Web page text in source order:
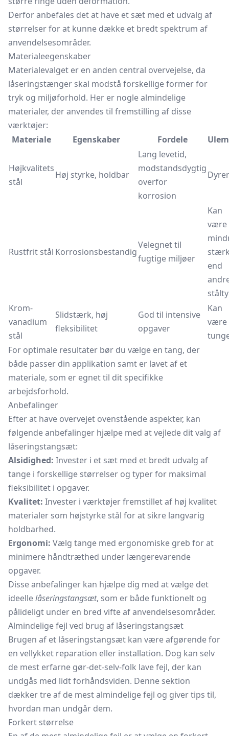
Derfor anbefales det at have et sæt med et udvalg af
størrelser for at kunne dække et bredt spektrum af
anvendelsesområder.
Materialeegenskaber
Materialevalget er en anden central overvejelse, da
låseringstænger skal modstå forskellige former for
tryk og miljøforhold. Her er nogle almindelige
materialer, der anvendes til fremstilling af disse
værktøjer:
Materiale
Egenskaber Fordele
Højkvalitets
stål
Høj styrke, holdbar
Lang levetid,
modstandsdygtig
overfor
korrosion
Rustfrit stål Korrosionsbestandig
Velegnet til
fugtige miljøer
Kan
være
end
Krom-
vanadium
stål
Slidstærk, høj
fleksibilitet
God til intensive
opgaver
Kan
være
For optimale resultater bør du vælge en tang, der
både passer din applikation samt er lavet af et
materiale, som er egnet til dit specifikke
arbejdsforhold.
Anbefalinger
Efter at have overvejet ovenstående aspekter, kan
følgende anbefalinger hjælpe med at vejlede dit valg af
låseringstangsæt:
Alsidighed: Invester i et sæt med et bredt udvalg af
tange i forskellige størrelser og typer for maksimal
fleksibilitet i opgaver.
Kvalitet: Invester i værktøjer fremstillet af høj kvalitet
materialer som højstyrke stål for at sikre langvarig
holdbarhed.
Ergonomi: Vælg tange med ergonomiske greb for at
minimere håndtræthed under længerevarende
opgaver.
Disse anbefalinger kan hjælpe dig med at vælge det
ideellelåseringstangsæt, som er både funktionelt og
pålideligt under en bred vifte af anvendelsesområder.
Almindelige fejl ved brug af låseringstangsæt
Brugen af et låseringstangsæt kan være afgørende for
en vellykket reparation eller installation. Dog kan selv
de mest erfarne gør-det-selv-folk lave fejl, der kan
undgås med lidt forhåndsviden. Denne sektion
dækker tre af de mest almindelige fejl og giver tips til,
hvordan man undgår dem.
Forkert størrelse